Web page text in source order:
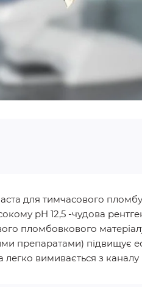
для тимчасового
pH 12,5 -чудова
пломбовкового
препаратами) підвищує
легко вимивається з